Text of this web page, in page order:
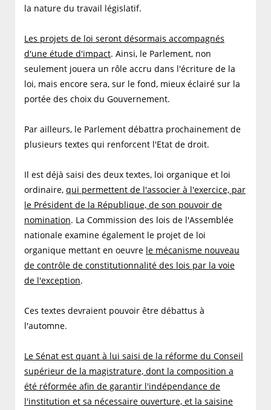
la nature du travail législatif.
Les projets de loi seront désormais accompagnés
d'une étude d'impact. Ainsi, le Parlement, non
seulement jouera un rôle accru dans l'écriture de la
loi, mais encore sera, sur le fond, mieux éclairé sur la
portée des choix du Gouvernement.
Par ailleurs, le Parlement débattra prochainement de
plusieurs textes qui renforcent l'Etat de droit.
Il est déjà saisi des deux textes, loi organique et loi
ordinaire, qui permettent de l'associer à l'exercice, par
le Président de la République, de son pouvoir de
nomination. La Commission des lois de l'Assemblée
nationale examine également le projet de loi
organique mettant en oeuvre le mécanisme nouveau
de contrôle de constitutionnalité des lois par la voie
de l'exception.
Ces textes devraient pouvoir être débattus à
l'automne.
Le Sénat est quant à lui saisi de la réforme du Conseil
supérieur de la magistrature, dont la composition a
été réformée afin de garantir l'indépendance de
l'institution et sa nécessaire ouverture, et la saisine